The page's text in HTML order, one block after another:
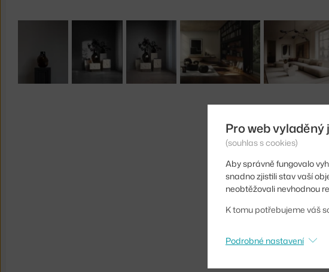
Pro web
(souhlas s cookies)
Aby správně fungovalo
snadno zjistili stav vaší
neobtěžovali nevhodnou
K tomu potřebujeme váš
Podrobné nastavení